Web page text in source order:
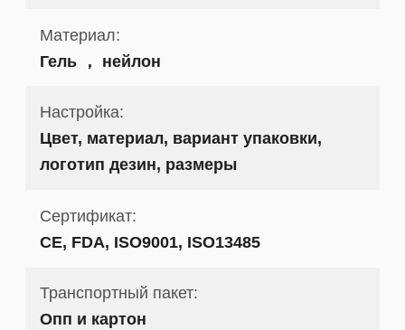
Материал:
Гель ， нейлон
Настройка:
Цвет, материал, вариант упаковки,
логотип дезин, размеры
Сертификат:
CE, FDA, ISO9001, ISO13485
Транспортный пакет:
Опп и картон